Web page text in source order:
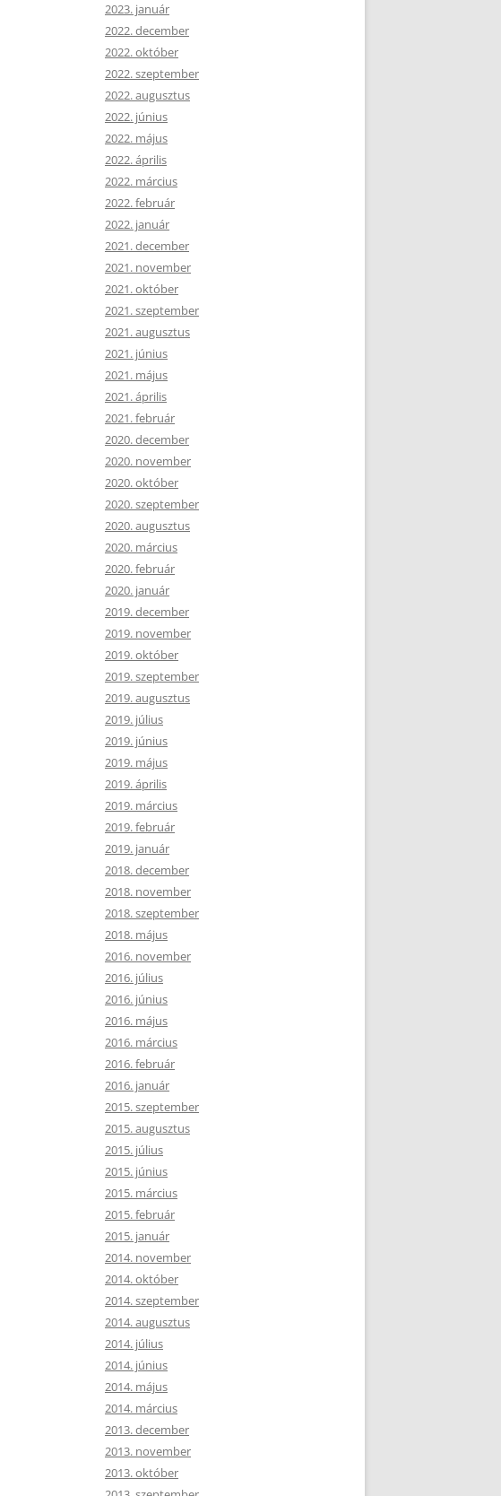
2023. január
2022. december
2022. október
2022. szeptember
2022. augusztus
2022. június
2022. május
2022. április
2022. március
2022. február
2022. január
2021. december
2021. november
2021. október
2021. szeptember
2021. augusztus
2021. június
2021. május
2021. április
2021. február
2020. december
2020. november
2020. október
2020. szeptember
2020. augusztus
2020. március
2020. február
2020. január
2019. december
2019. november
2019. október
2019. szeptember
2019. augusztus
2019. július
2019. június
2019. május
2019. április
2019. március
2019. február
2019. január
2018. december
2018. november
2018. szeptember
2018. május
2016. november
2016. július
2016. június
2016. május
2016. március
2016. február
2016. január
2015. szeptember
2015. augusztus
2015. július
2015. június
2015. március
2015. február
2015. január
2014. november
2014. október
2014. szeptember
2014. augusztus
2014. július
2014. június
2014. május
2014. március
2013. december
2013. november
2013. október